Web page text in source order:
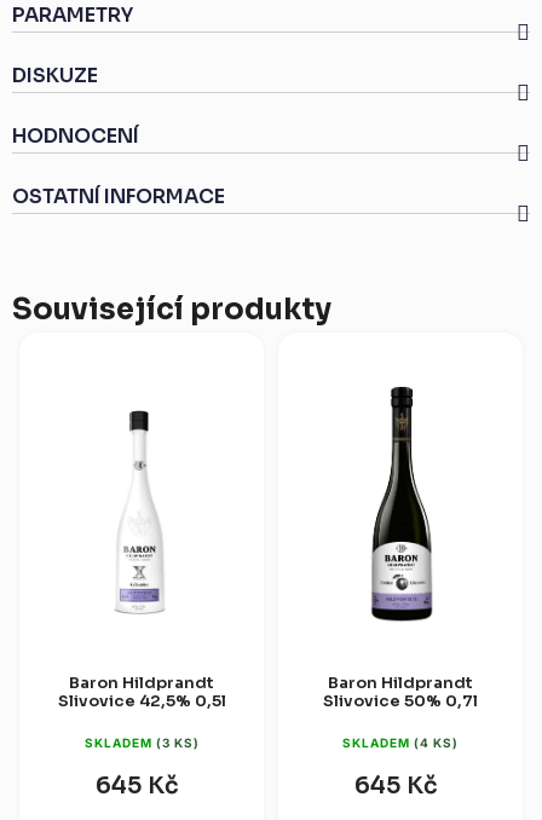
PARAMETRY
DISKUZE
HODNOCENÍ
OSTATNÍ INFORMACE
Související produkty
Baron Hildprandt
Slivovice 42,5% 0,5l
SKLADEM (3 KS)
645 Kč
Baron Hildprandt
Slivovice 50% 0,7l
SKLADEM (4 KS)
645 Kč